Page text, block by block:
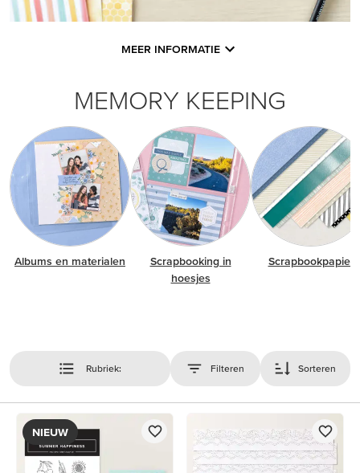
MEER INFORMATIE
MEMORY KEEPING
Albums en materialen
Scrapbooking in
hoesjes
Scrapbookpapier
Rubriek: Filteren Sorteren
NIEUW